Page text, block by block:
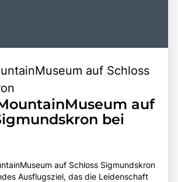
auf Schloss
auf
bei
auf Schloss Sigmundskron
Ausflugsziel, das die Leidenschaft